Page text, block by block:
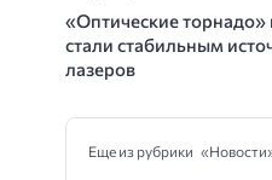
«Оптические торнадо»
стали стабильным
лазеров
Еще из рубрики